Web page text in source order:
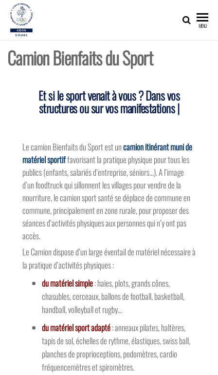
valoriser les
olympiques
et sportives
MENU
Camion Bienfaits du Sport
Et si le sport venait à vous ?Dans vos
structures ou sur vos manifestations ?
Le camion Bienfaits du Sport est uncamion itinérant muni de
matériel sportiffavorisant la pratique physique pour tous les
publics (enfants, salariés d’entreprise, séniors…). A l’image
d’un foodtruck qui sillonnent les villages pour vendre de la
nourriture, le camion sport santé se déplace de commune en
commune, principalement en zone rurale, pour proposer des
séances d’activités physiques aux personnes qui n’y ont pas
accès.
Le Camion dispose d’un large éventail de matériel nécessaire à
la pratique d’activités physiques :
du matériel simple: haies, plots, grands cônes,
chasubles, cerceaux, ballons de football, basketball,
handball, volleyball et rugby…
du matériel sport adapté: anneaux pilates, haltères,
tapis de sol, échelles de rythme, élastiques, swiss ball,
planches de proprioceptions, podomètres, cardio
fréquencemètres et spiromètres.